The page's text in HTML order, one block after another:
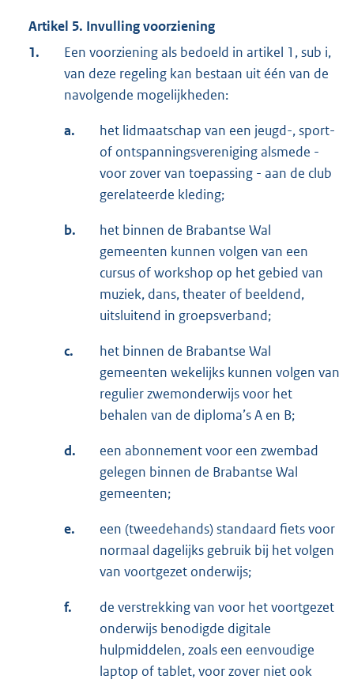
Artikel 5. Invulling voorziening
1.
Een voorziening als bedoeld in artikel 1, sub i,
van deze regeling kan bestaan uit één van de
navolgende mogelijkheden:
a.
het lidmaatschap van een jeugd-, sport-
of ontspanningsvereniging alsmede -
voor zover van toepassing - aan de club
gerelateerde kleding;
b.
het binnen de Brabantse Wal
gemeenten kunnen volgen van een
cursus of workshop op het gebied van
muziek, dans, theater of beeldend,
uitsluitend in groepsverband;
c.
het binnen de Brabantse Wal
gemeenten wekelijks kunnen volgen van
regulier zwemonderwijs voor het
behalen van de diploma’s A en B;
d.
een abonnement voor een zwembad
gelegen binnen de Brabantse Wal
gemeenten;
e.
een (tweedehands) standaard fiets voor
normaal dagelijks gebruik bij het volgen
van voortgezet onderwijs;
f.
de verstrekking van voor het voortgezet
onderwijs benodigde digitale
hulpmiddelen, zoals een eenvoudige
laptop of tablet, voor zover niet ook